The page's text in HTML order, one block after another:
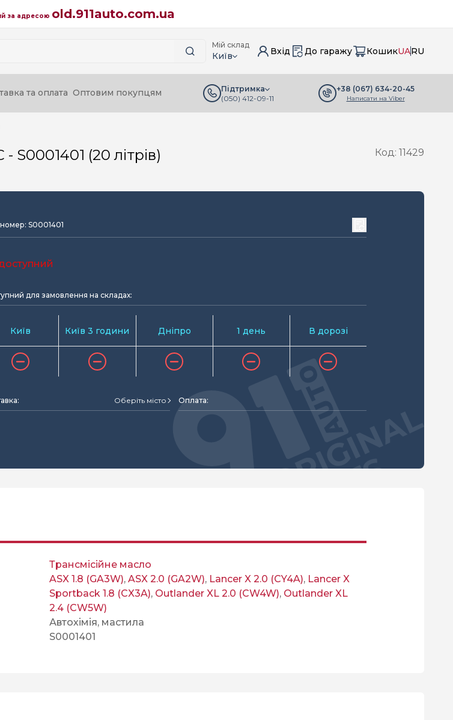
за адресою old.911auto.com.ua
Мій склад
Київ Вхід До гаражу КошикUARU
та оплата Оптовим покупцям
Підтримка
(050) 412-09-11
+38 (067) 634-20-45
Написати на Viber
S0001401 (20 літрів) Код: 11429
S0001401
для замовлення на складах:
Київ Київ 3 години Дніпро 1 день В дорозі
Оберіть місто Оплата:
Трансмісійне масло
ASX 1.8 (GA3W), ASX 2.0 (GA2W), Lancer X 2.0 (CY4A), Lancer X
Sportback 1.8 (CX3A), Outlander XL 2.0 (CW4W), Outlander XL
2.4 (CW5W)
Автохімія, мастила
S0001401